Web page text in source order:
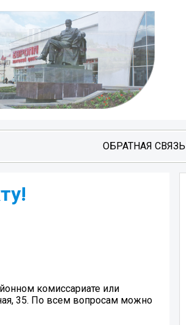
ОБРАТНАЯ СВЯЗЬ
комиссариате или
35. По всем вопросам можно